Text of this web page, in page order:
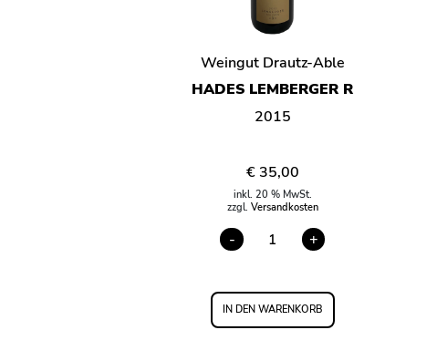
Weingut Drautz-Able
HADES LEMBERGER R
2015
€35,00
inkl. 20 % MwSt.
zzgl. Versandkosten
- HADES
MENGE
+
IN DEN WARENKORB